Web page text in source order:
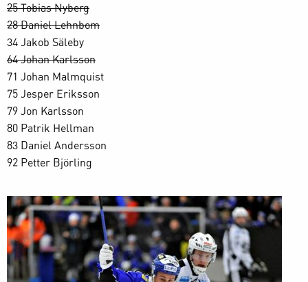
25 Tobias Nyberg
28 Daniel Lehnbom
34 Jakob Säleby
64 Johan Karlsson
71 Johan Malmquist
75 Jesper Eriksson
79 Jon Karlsson
80 Patrik Hellman
83 Daniel Andersson
92 Petter Björling